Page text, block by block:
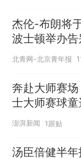
杰伦-布朗将
波士顿举办
北青网-北京青年报
奔赴大师赛
士大师赛球童
动
澎湃新闻 1跟贴
汤臣倍健半